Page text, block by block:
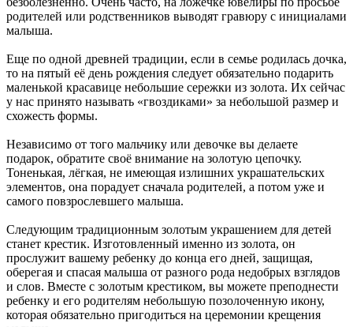
родителей или родственников выводят гравюру с инициалами
малыша.
Еще по одной древней традиции, если в семье родилась дочка,
то на пятый её день рождения следует обязательно подарить
маленькой красавице небольшие сережки из золота. Их сейчас
у нас принято называть «гвоздиками» за небольшой размер и
схожесть формы.
Независимо от того мальчику или девочке вы делаете
подарок, обратите своё внимание на золотую цепочку.
Тоненькая, лёгкая, не имеющая излишних украшательских
элементов, она порадует сначала родителей, а потом уже и
самого повзрослевшего малыша.
Следующим традиционным золотым украшением для детей
станет крестик. Изготовленный именно из золота, он
прослужит вашему ребенку до конца его дней, защищая,
оберегая и спасая малыша от разного рода недобрых взглядов
и слов. Вместе с золотым крестиком, вы можете преподнести
ребенку и его родителям небольшую позолоченную икону,
которая обязательно пригодиться на церемонии крещения